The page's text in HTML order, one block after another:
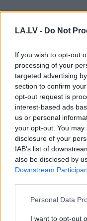
LA.LV - Do Not
If you wish to opt-out
processing of your
targeted advertising
section to confirm
opt-out request is
interest-based ads
us or personal
your opt-out. You
disclosure of your
IAB’s list of
also be disclosed by
Downstream
Please note that this
not limited to your
Personal Data
I want to opt-out
Mirisrokmūzikas
pētnieks un
apskatnieks Klāss
Vāvere